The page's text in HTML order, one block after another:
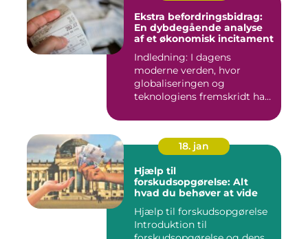
Ekstra befordringsbidrag:
En dybdegående analyse
af et økonomisk incitament
Indledning: I dagens
moderne verden, hvor
globaliseringen og
teknologiens fremskridt har
18. jan
Hjælp til
forskudsopgørelse: Alt
hvad du behøver at vide
Hjælp til forskudsopgørelse
Introduktion til